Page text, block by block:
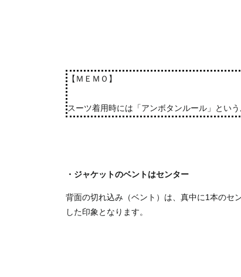
【ＭＥＭＯ】
スーツ着用時には「アンボタンルール」とい
・ジャケットのベントはセンター
背面の切れ込み（ベント）は、真中に1本のセ
した印象となります。